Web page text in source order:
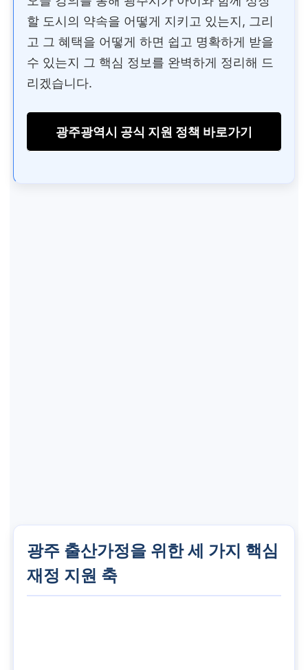
할 도시의 약속을 어떻게 지키고 있는지, 그리
고 그 혜택을 어떻게 하면 쉽고 명확하게 받을
수 있는지 그 핵심 정보를 완벽하게 정리해 드
리겠습니다.
광주광역시 공식 지원 정책 바로가기
광주 출산가정을 위한 세 가지 핵심
재정 지원 축